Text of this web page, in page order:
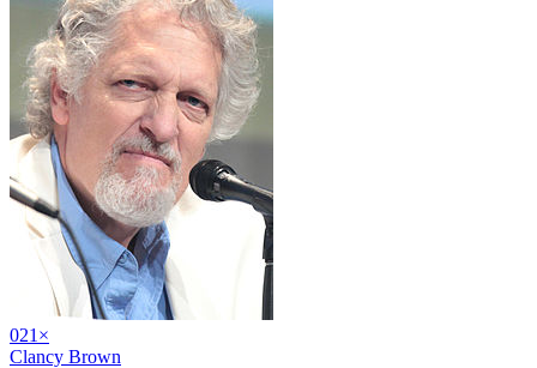
021 ×
Clancy Brown